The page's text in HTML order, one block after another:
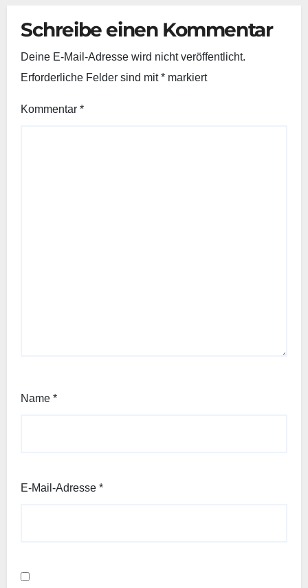
Schreibe einen Kommentar
Deine E-Mail-Adresse wird nicht veröffentlicht.
Erforderliche Felder sind mit* markiert
Kommentar *
Name *
E-Mail-Adresse *